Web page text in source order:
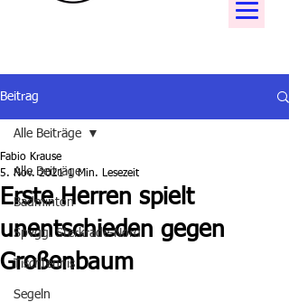
Beitrag
Alle Beiträge
Badminton
Spvgg. Sterkrade-Nord
Tischtennis
Segeln
Alle Beiträge
Erste Herren spielt
unentschieden gegen
Großenbaum
Fabio Krause
5. Nov. 2021 1 Min. Lesezeit